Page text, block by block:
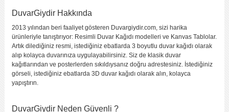
Yapıştırma
Fiyat
Sitede Görünecek İsim
Yorumunuzun Başlığı
DuvarGiydir Hakkında
2013 yılından beri faaliyet gösteren Duvargiydir.com, sizi harika
ürünleriyle tanıştırıyor: Resimli Duvar Kağıdı modelleri ve Kanvas Tablolar.
Artık dilediğiniz resmi, istediğiniz ebatlarda 3 boyutlu duvar kağıdı olarak
alıp kolayca duvarınıza uygulayabilirsiniz. Siz de klasik duvar
kağıtlarından ve posterlerden sıkıldıysanız doğru adrestesiniz. İstediğiniz
görseli, istediğiniz ebatlarda 3D duvar kağıdı olarak alın, kolayca
yapıştırın.
DuvarGiydir Neden Güvenli ?